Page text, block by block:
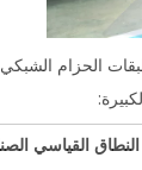
الحزام
النطاق القياسي